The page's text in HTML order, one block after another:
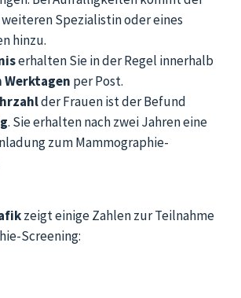
Spezialistin oder eines
hinzu.
erhalten Sie in der Regel innerhalb
Werktagen per Post.
der Frauen ist der Befund
. Sie erhalten nach zwei Jahren eine
zum Mammographie-
zeigt einige Zahlen zur Teilnahme
Screening: